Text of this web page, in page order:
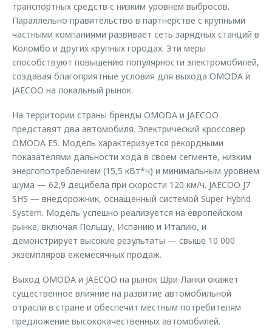
транспортных средств с низким уровнем выбросов.
Параллельно правительство в партнерстве с крупными
частными компаниями развивает сеть зарядных станций в
Коломбо и других крупных городах. Эти меры
способствуют повышению популярности электромобилей,
создавая благоприятные условия для выхода OMODA и
JAECOO на локальный рынок.
На территории страны бренды OMODA и JAECOO
представят два автомобиля. Электрический кроссовер
OMODA E5. Модель характеризуется рекордными
показателями дальности хода в своем сегменте, низким
энергопотреблением (15,5 кВт*ч) и минимальным уровнем
шума — 62,9 децибела при скорости 120 км/ч. JAECOO J7
SHS — внедорожник, оснащенный системой Super Hybrid
System. Модель успешно реализуется на европейском
рынке, включая Польшу, Испанию и Италию, и
демонстрирует высокие результаты — свыше 10 000
экземпляров ежемесячных продаж.
Выход OMODA и JAECOO на рынок Шри-Ланки окажет
существенное влияние на развитие автомобильной
отрасли в стране и обеспечит местным потребителям
предложение высококачественных автомобилей.